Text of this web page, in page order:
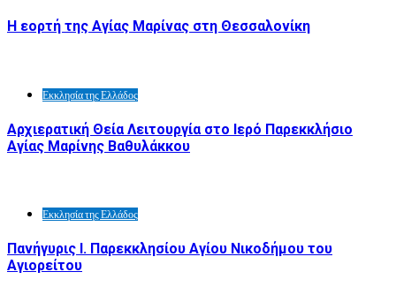
Η εορτή της Αγίας Μαρίνας στη Θεσσαλονίκη
Εκκλησία της Ελλάδος
Αρχιερατική Θεία Λειτουργία στο Ιερό Παρεκκλήσιο
Αγίας Μαρίνης Βαθυλάκκου
Εκκλησία της Ελλάδος
Πανήγυρις Ι. Παρεκκλησίου Αγίου Νικοδήμου του
Αγιορείτου